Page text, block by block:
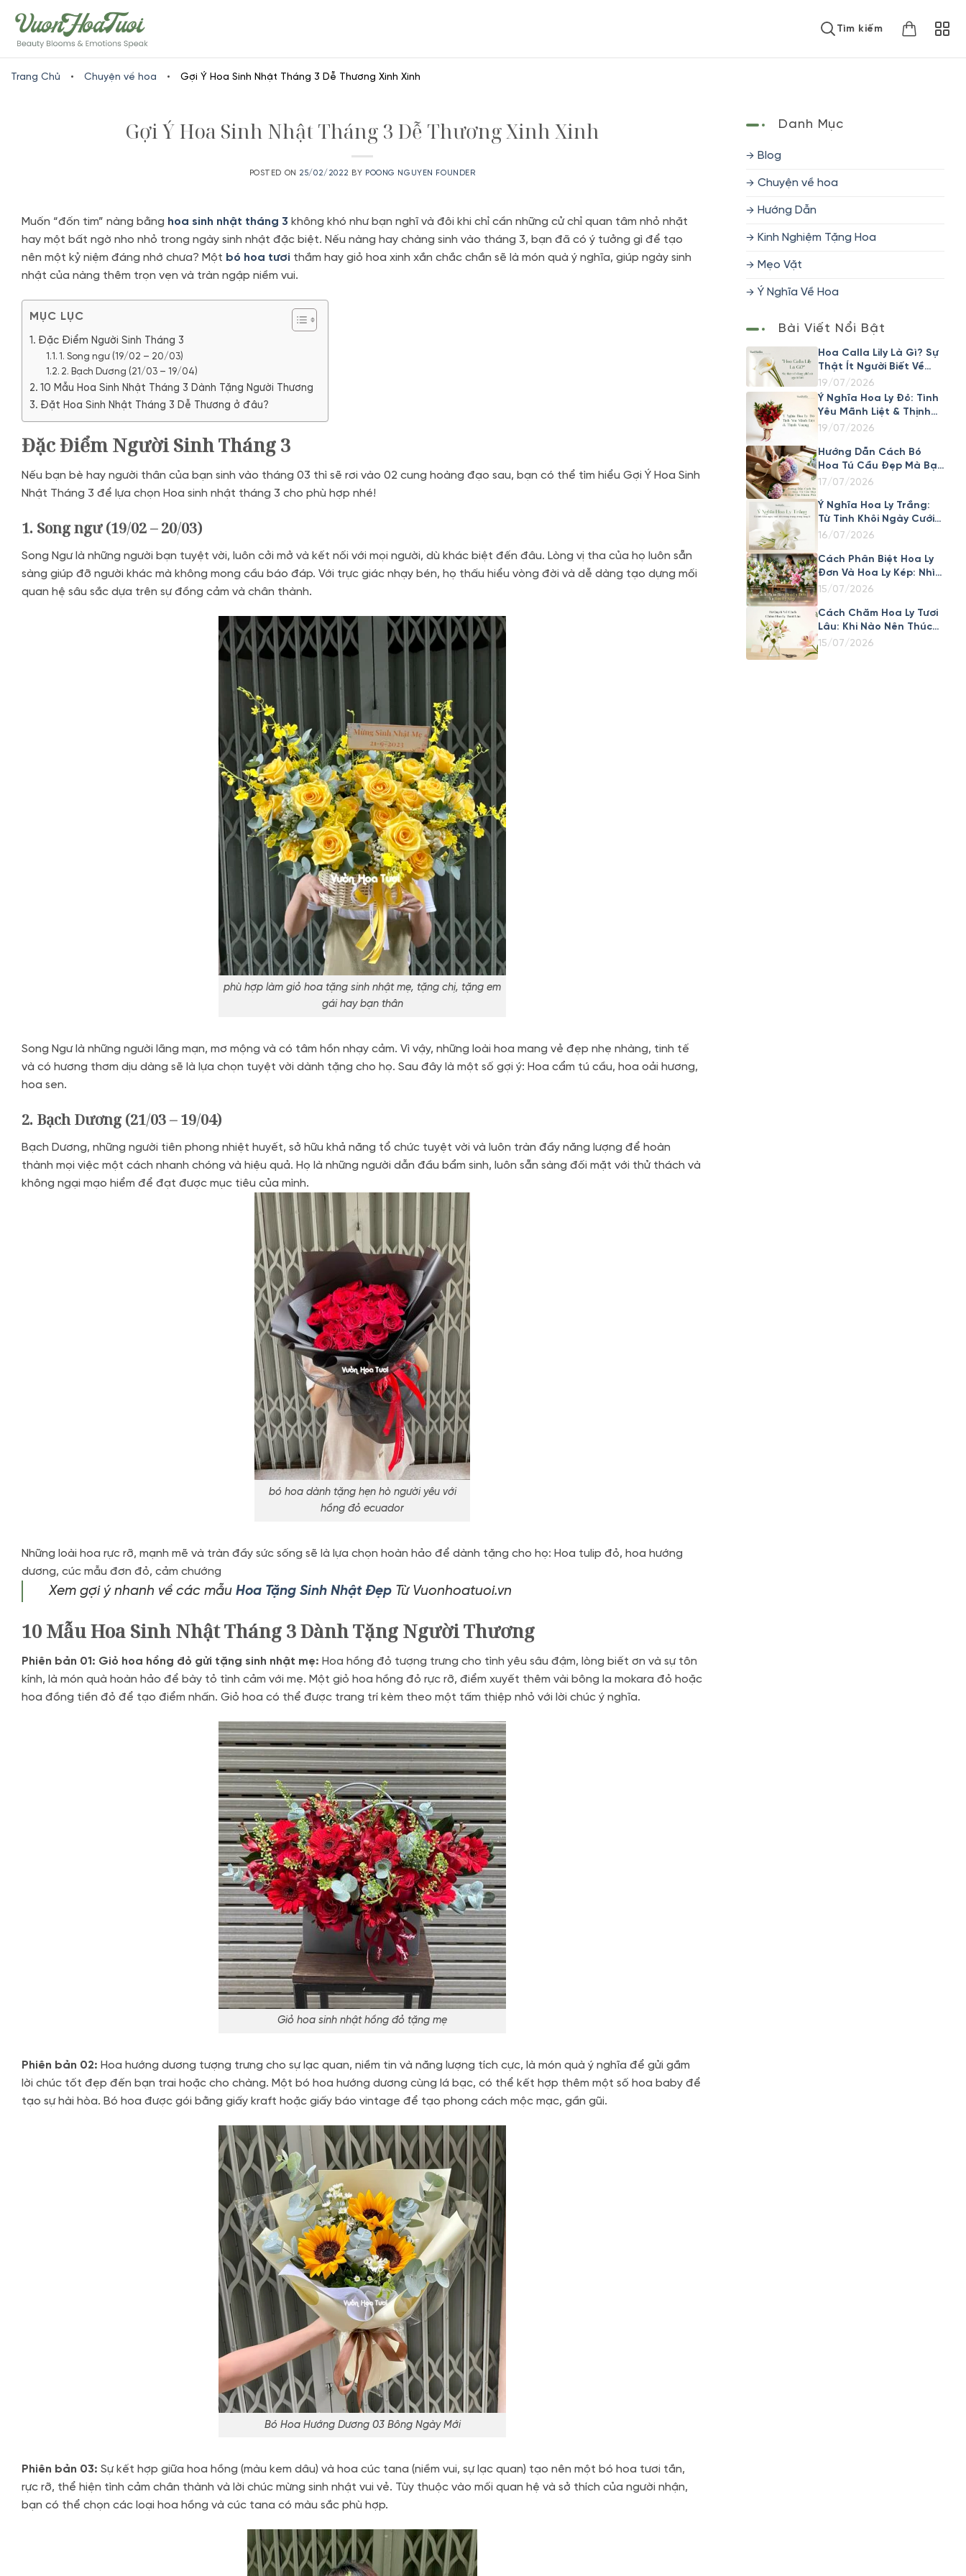
to
content
Tìm kiếm
Trang Chủ • Chuyện về hoa • Gợi Ý Hoa Sinh Nhật Tháng 3 Dễ Thương Xinh Xinh
Gợi Ý Hoa Sinh Nhật Tháng 3 Dễ Thương Xinh Xinh
POSTED ON 25/02/2022 BY POONG NGUYEN FOUNDER
Muốn “đốn tim” nàng bằng hoa sinh nhật tháng 3 không khó như bạn nghĩ và đôi khi chỉ cần những cử chỉ quan tâm nhỏ nhặt
hay một bất ngờ nho nhỏ trong ngày sinh nhật đặc biệt. Nếu nàng hay chàng sinh vào tháng 3, bạn đã có ý tưởng gì để tạo
nên một kỷ niệm đáng nhớ chưa? Một bó hoa tươi thắm hay giỏ hoa xinh xắn chắc chắn sẽ là món quà ý nghĩa, giúp ngày sinh
nhật của nàng thêm trọn vẹn và tràn ngập niềm vui.
MỤC LỤC
Đặc Điểm Người Sinh Tháng 3
1. Song ngư (19/02 – 20/03)
2. Bạch Dương (21/03 – 19/04)
10 Mẫu Hoa Sinh Nhật Tháng 3 Dành Tặng Người Thương
Đặt Hoa Sinh Nhật Tháng 3 Dễ Thương ở đâu?
Đặc Điểm Người Sinh Tháng 3
Nếu bạn bè hay người thân của bạn sinh vào tháng 03 thì sẽ rơi vào 02 cung hoàng đạo sau, bạn có thể tìm hiểu Gợi Ý Hoa Sinh
Nhật Tháng 3 để lựa chọn Hoa sinh nhật tháng 3 cho phù hợp nhé!
1. Song ngư (19/02 – 20/03)
Song Ngư là những người bạn tuyệt vời, luôn cởi mở và kết nối với mọi người, dù khác biệt đến đâu. Lòng vị tha của họ luôn sẵn
sàng giúp đỡ người khác mà không mong cầu báo đáp. Với trực giác nhạy bén, họ thấu hiểu vòng đời và dễ dàng tạo dựng mối
quan hệ sâu sắc dựa trên sự đồng cảm và chân thành.
phù hợp làm giỏ hoa tặng sinh nhật mẹ, tặng chị, tặng em
gái hay bạn thân
Song Ngư là những người lãng mạn, mơ mộng và có tâm hồn nhạy cảm. Vì vậy, những loài hoa mang vẻ đẹp nhẹ nhàng, tinh tế
và có hương thơm dịu dàng sẽ là lựa chọn tuyệt vời dành tặng cho họ. Sau đây là một số gợi ý: Hoa cẩm tú cầu, hoa oải hương,
hoa sen.
2. Bạch Dương (21/03 – 19/04)
Bạch Dương, những người tiên phong nhiệt huyết, sở hữu khả năng tổ chức tuyệt vời và luôn tràn đầy năng lượng để hoàn
thành mọi việc một cách nhanh chóng và hiệu quả. Họ là những người dẫn đầu bẩm sinh, luôn sẵn sàng đối mặt với thử thách và
không ngại mạo hiểm để đạt được mục tiêu của mình.
bó hoa dành tặng hẹn hò người yêu với
hồng đỏ ecuador
Những loài hoa rực rỡ, mạnh mẽ và tràn đầy sức sống sẽ là lựa chọn hoàn hảo để dành tặng cho họ: Hoa tulip đỏ, hoa hướng
dương, cúc mẫu đơn đỏ, cảm chướng
Xem gợi ý nhanh về các mẫu Hoa Tặng Sinh Nhật Đẹp Từ Vuonhoatuoi.vn
10 Mẫu Hoa Sinh Nhật Tháng 3 Dành Tặng Người Thương
Phiên bản 01: Giỏ hoa hồng đỏ gửi tặng sinh nhật mẹ: Hoa hồng đỏ tượng trưng cho tình yêu sâu đậm, lòng biết ơn và sự tôn
kính, là món quà hoàn hảo để bày tỏ tình cảm với mẹ. Một giỏ hoa hồng đỏ rực rỡ, điểm xuyết thêm vài bông la mokara đỏ hoặc
hoa đồng tiền đỏ để tạo điểm nhấn. Giỏ hoa có thể được trang trí kèm theo một tấm thiệp nhỏ với lời chúc ý nghĩa.
Giỏ hoa sinh nhật hồng đỏ tặng mẹ
Phiên bản 02: Hoa hướng dương tượng trưng cho sự lạc quan, niềm tin và năng lượng tích cực, là món quà ý nghĩa để gửi gắm
lời chúc tốt đẹp đến bạn trai hoặc cho chàng. Một bó hoa hướng dương cùng lá bạc, có thể kết hợp thêm một số hoa baby để
tạo sự hài hòa. Bó hoa được gói bằng giấy kraft hoặc giấy báo vintage để tạo phong cách mộc mạc, gần gũi.
Bó Hoa Hướng Dương 03 Bông Ngày Mới
Phiên bản 03: Sự kết hợp giữa hoa hồng (màu kem dâu) và hoa cúc tana (niềm vui, sự lạc quan) tạo nên một bó hoa tươi tắn,
rực rỡ, thể hiện tình cảm chân thành và lời chúc mừng sinh nhật vui vẻ. Tùy thuộc vào mối quan hệ và sở thích của người nhận,
bạn có thể chọn các loại hoa hồng và cúc tana có màu sắc phù hợp.
Danh Mục
Blog
Chuyện về hoa
Hướng Dẫn
Kinh Nghiệm Tặng Hoa
Mẹo Vặt
Ý Nghĩa Về Hoa
Bài Viết Nổi Bật
Hoa Calla Lily Là Gì? Sự
Thật Ít Người Biết Về
Loài Hoa Đẹp Này
19/07/2026
Ý Nghĩa Hoa Ly Đỏ: Tình
Yêu Mãnh Liệt & Thịnh
Vượng
19/07/2026
Hướng Dẫn Cách Bó
Hoa Tú Cầu Đẹp Mà Bạn
Cần Khám Phá
17/07/2026
Ý Nghĩa Hoa Ly Trắng:
Từ Tinh Khôi Ngày Cưới
Đến Trang Trọng Trong
16/07/2026
Cách Phân Biệt Hoa Ly
Đơn Và Hoa Ly Kép: Nhìn
Cánh Là Biết Ngay
15/07/2026
Cách Chăm Hoa Ly Tươi
Lâu: Khi Nào Nên Thúc
Nở Nhanh, Khi Nào Nên
15/07/2026